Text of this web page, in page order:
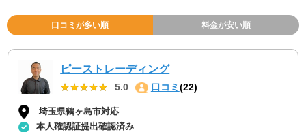
口コミが多い順 料金が安い順
ピーストレーディング
★★★★★
★★★★★ 5.0 口コミ (22)
埼玉県鶴ヶ島市対応
本人確認証提出確認済み